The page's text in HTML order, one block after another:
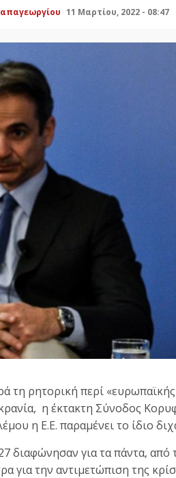
11 Μαρτίου, 2022 - 08:47
τη ρητορική περί
η έκτακτη Σύνοδος
η Ε.Ε. παραμένει το ίδιο
διαφώνησαν για τα πάντα, από
για την αντιμετώπιση της